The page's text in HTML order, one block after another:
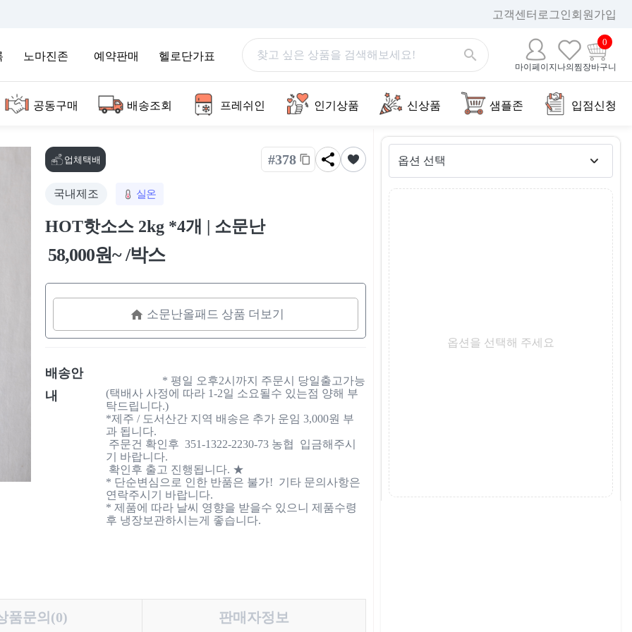
고객센터 로그인 회원가입
노마진존 예약판매 헬로단가표
마이페이지 나의찜 장바구니
0
공동구매 배송조회 프레쉬인 인기상품 신상품 샘플존 입점신청
업체택배 #378
국내제조 실온
HOT핫소스 2kg *4개 | 소문난
58,000원~ /박스
소문난올패드 상품 더보기
배송안
내
(택배사 사정에 따라 1-2일 소요될수 있는점 양해 부
탁드립니다.)
*제주 / 도서산간 지역 배송은 추가 운임 3,000원 부
과 됩니다.
기 바랍니다.
* 단순변심으로 인한 반품은 불가!  기타 문의사항은
연락주시기 바랍니다.
* 제품에 따라 날씨 영향을 받을수 있으니 제품수령
후 냉장보관하시는게 좋습니다.
품문의(0) 판매자정보
옵션을 선택해 주세요